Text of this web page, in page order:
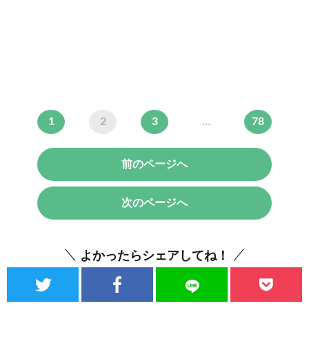
1 2 3 … 78
前のページへ
次のページへ
よかったらシェアしてね！